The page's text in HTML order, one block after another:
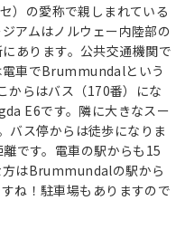
）の愛称で親しまれている
アムはノルウェー内陸部の
あります。公共交通機関で
電車でBrummundalという
からはバス（170番）にな
E6です。隣に大きなスー
バス停からは徒歩になりま
です。電車の駅からも15
方はBrummundalの駅から
ね！駐車場もありますので